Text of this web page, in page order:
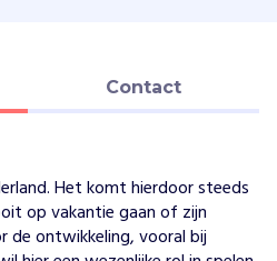
Contact
Het komt hierdoor steeds
op vakantie gaan of zijn
ontwikkeling, vooral bij